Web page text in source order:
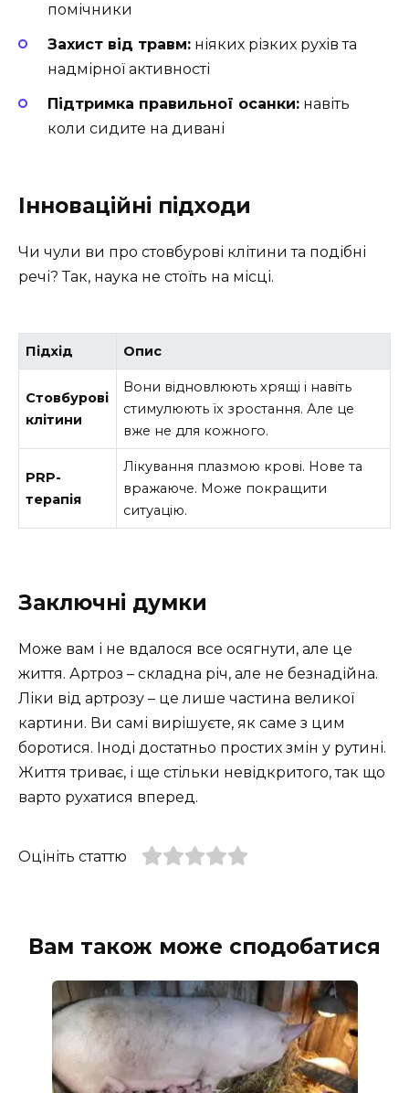
помічники
Захист від травм: ніяких різких рухів та
надмірної активності
Підтримка правильної осанки: навіть
коли сидите на дивані
Інноваційні підходи
Чи чули ви про стовбурові клітини та подібні
речі? Так, наука не стоїть на місці.
Підхід Опис
Стовбурові
клітини
Вони відновлюють хрящі і навіть
стимулюють їх зростання. Але це
вже не для кожного.
PRP-
терапія
Лікування плазмою крові. Нове та
вражаюче. Може покращити
ситуацію.
Заключні думки
Може вам і не вдалося все осягнути, але це
життя. Артроз – складна річ, але не безнадійна.
Ліки від артрозу – це лише частина великої
картини. Ви самі вирішуєте, як саме з цим
боротися. Іноді достатньо простих змін у рутині.
Життя триває, і ще стільки невідкритого, так що
варто рухатися вперед.
Оцініть статтю
Вам також може сподобатися